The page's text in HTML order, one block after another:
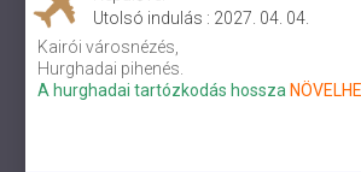
Utolsó indulás : 2027. 04. 04.
Kairói városnézés,
Hurghadai pihenés.
A hurghadai tartózkodás hossza